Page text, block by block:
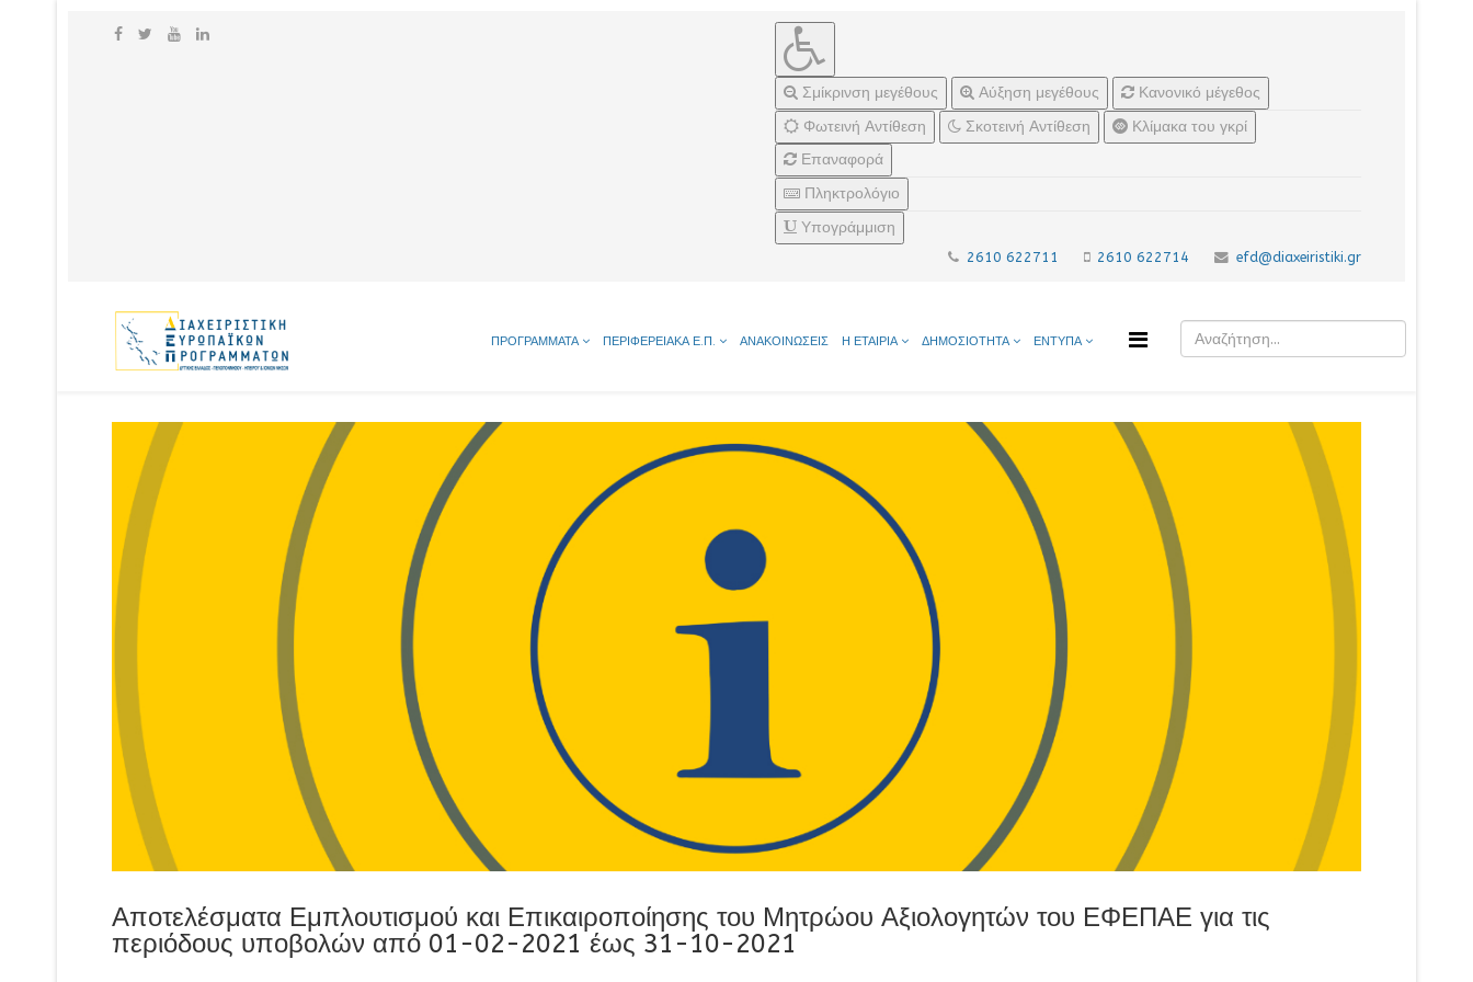
Σμίκρινση μεγέθους Αύξηση μεγέθους
Κανονικό μέγεθος
Φωτεινή Αντίθεση
Σκοτεινή Αντίθεση
Κλίμακα του γκρί
Επαναφορά
Πληκτρολόγιο
Υπογράμμιση
2610 622711 2610 622714 efd@diaxeiristiki.gr
ΠΡΟΓΡΑΜΜΑΤΑ ΠΕΡΙΦΕΡΕΙΑΚΑ Ε.Π. ΑΝΑΚΟΙΝΩΣΕΙΣ Η ΕΤΑΙΡΙΑ ΔΗΜΟΣΙΟΤΗΤΑ ΕΝΤΥΠΑ
Αποτελέσματα Εμπλουτισμού και Επικαιροποίησης του Μητρώου Αξιολογητών του ΕΦΕΠΑΕ για τις
περιόδους υποβολών από 01-02-2021 έως 31-10-2021